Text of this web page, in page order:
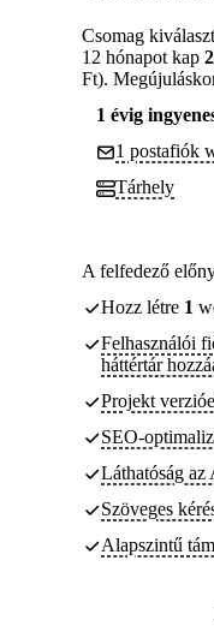
Csomag
12 hónapot kap
Ft).
1 évig
1 postafiók
Tárhely
A felfedező
Hozz létre 1
Felhasználói
háttértár
Projekt
SEO-
Láthatóság az
Szöveges
Alapszintű